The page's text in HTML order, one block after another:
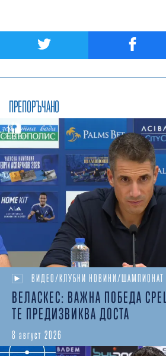
ПРЕПОРЪЧАНО
ВИДЕО/КЛУБНИ НОВИНИ/ШАМПИОНАТ
ВЕЛАСКЕС: ВАЖНА ПОБЕДА
ТЕ ПРЕДИЗВИКВА ДОСТА
8 август 2026